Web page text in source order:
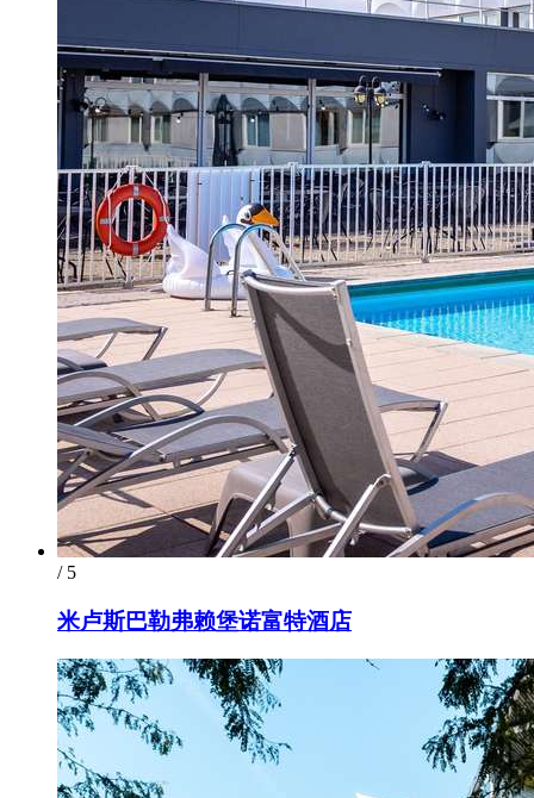
/ 5
米卢斯巴勒弗赖堡诺富特酒店